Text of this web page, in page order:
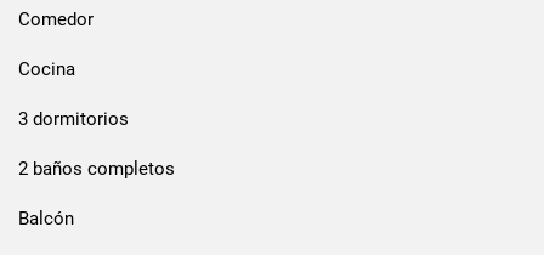
Comedor
Cocina
3 dormitorios
2 baños completos
Balcón